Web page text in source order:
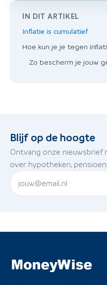
IN DIT ARTIKEL
Inflatie is cumulatief
Hoe kun je je tegen
Zo bescherm je jouw
Blijf op de hoogte
Ontvang onze nieuwsbrief
over hypotheken,